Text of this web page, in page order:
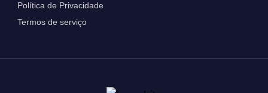
Política de Privacidade
Termos de serviço